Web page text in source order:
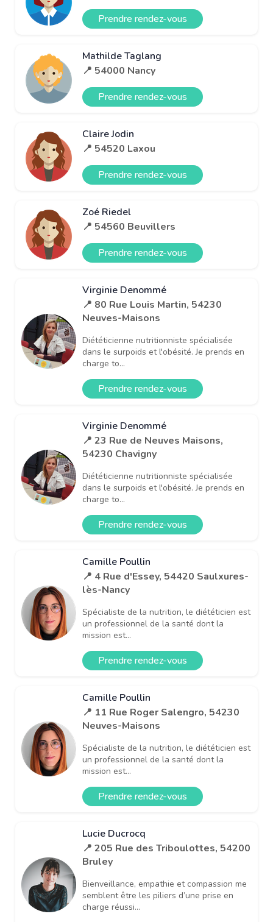
Prendre rendez-vous
Mathilde Taglang
📍 54000 Nancy
Prendre rendez-vous
Claire Jodin
📍 54520 Laxou
Prendre rendez-vous
Zoé Riedel
📍 54560 Beuvillers
Prendre rendez-vous
Virginie Denommé
📍 80 Rue Louis Martin, 54230
Neuves-Maisons
Diététicienne nutritionniste spécialisée
dans le surpoids et l'obésité. Je prends en
charge to...
Prendre rendez-vous
Virginie Denommé
📍 23 Rue de Neuves Maisons,
54230 Chavigny
Diététicienne nutritionniste spécialisée
dans le surpoids et l'obésité. Je prends en
charge to...
Prendre rendez-vous
Camille Poullin
📍 4 Rue d'Essey, 54420 Saulxures-
lès-Nancy
Spécialiste de la nutrition, le diététicien est
un professionnel de la santé dont la
mission est...
Prendre rendez-vous
Camille Poullin
📍 11 Rue Roger Salengro, 54230
Neuves-Maisons
Spécialiste de la nutrition, le diététicien est
un professionnel de la santé dont la
mission est...
Prendre rendez-vous
Lucie Ducrocq
📍 205 Rue des Triboulottes, 54200
Bruley
Bienveillance, empathie et compassion me
semblent être les piliers d’une prise en
charge réussi...